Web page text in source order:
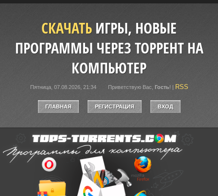
СКАЧАТЬИГРЫ, НОВЫЕ
ПРОГРАММЫ ЧЕРЕЗ ТОРРЕНТ НА
КОМПЬЮТЕР
Пятница, 07.08.2026, 21:34 Приветствую Вас Гость! | RSS
ГЛАВНАЯ РЕГИСТРАЦИЯ ВХОД